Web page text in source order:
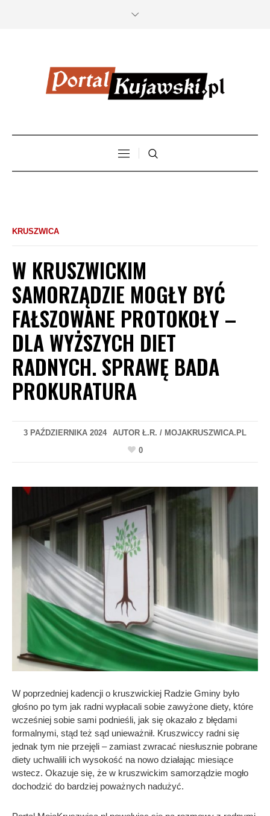
KRUSZWICA
W KRUSZWICKIM
SAMORZĄDZIE MOGŁY BYĆ
FAŁSZOWANE PROTOKOŁY –
DLA WYŻSZYCH DIET
RADNYCH. SPRAWĘ BADA
PROKURATURA
3 PAŹDZIERNIKA 2024 AUTOR Ł.R. / MOJAKRUSZWICA.PL
0
W poprzedniej kadencji o kruszwickiej Radzie Gminy było
głośno po tym jak radni wypłacali sobie zawyżone diety, które
wcześniej sobie sami podnieśli, jak się okazało z błędami
formalnymi, stąd też sąd unieważnił. Kruszwiccy radni się
jednak tym nie przejęli – zamiast zwracać niesłusznie pobrane
diety uchwalili ich wysokość na nowo działając miesiące
wstecz. Okazuje się, że w kruszwickim samorządzie mogło
dochodzić do bardziej poważnych nadużyć.